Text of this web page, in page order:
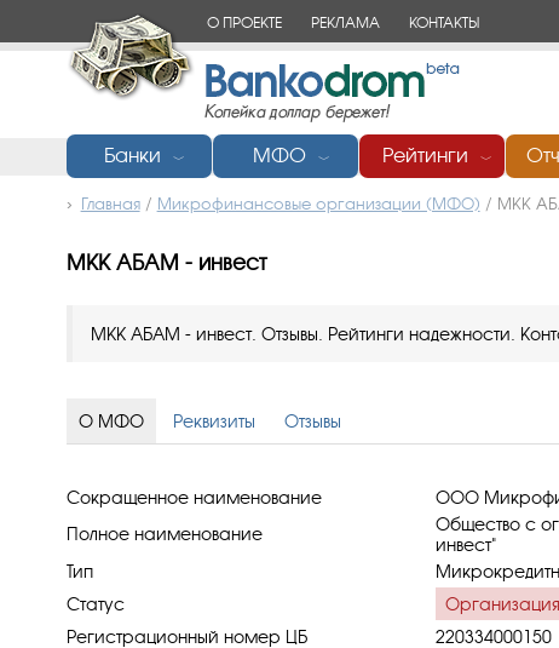
О ПРОЕКТЕ РЕКЛАМА КОНТАКТЫ
Банки ﹀ МФО ﹀ Рейтинги ﹀
Главная/ Микрофинансовые организации (МФО) / МКК
МКК АБАМ - инвест
МКК АБАМ - инвест. Отзывы. Рейтинги надежности.
О МФО Реквизиты Отзывы
Сокращенное наименование
ООО
Полное наименование
Общество с
инвест"
Тип
Статус
Регистрационный номер ЦБ
220334000150